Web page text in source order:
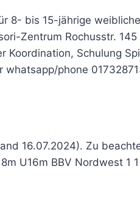
8- bis 15-jährige
Zentrum Rochusstr.
Schulung
whatsapp/phone
16.07.2024). Zu
U16m BBV Nordwest 1